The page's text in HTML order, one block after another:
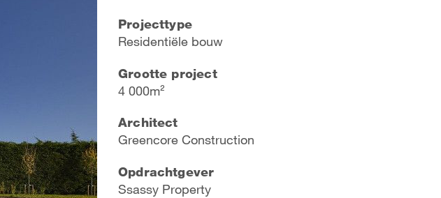
Projecttype
Residentiële bouw
Grootte project
4 000m²
Architect
Greencore Construction
Opdrachtgever
Ssassy Property​​